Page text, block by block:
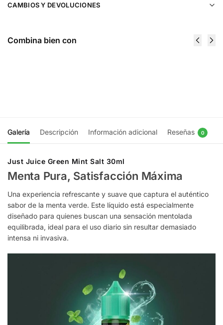
CAMBIOS Y DEVOLUCIONES
Combina bien con
Galería Descripción Información adicional Reseñas 0
Just Juice Green Mint Salt 30ml
Menta Pura, Satisfacción Máxima
Una experiencia refrescante y suave que captura el auténtico
sabor de la menta verde. Este líquido está especialmente
diseñado para quienes buscan una sensación mentolada
equilibrada, ideal para el uso diario sin resultar demasiado
intensa ni invasiva.